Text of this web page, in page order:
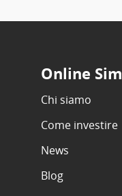
Online Sim
Chi siamo
Come investire
News
Blog